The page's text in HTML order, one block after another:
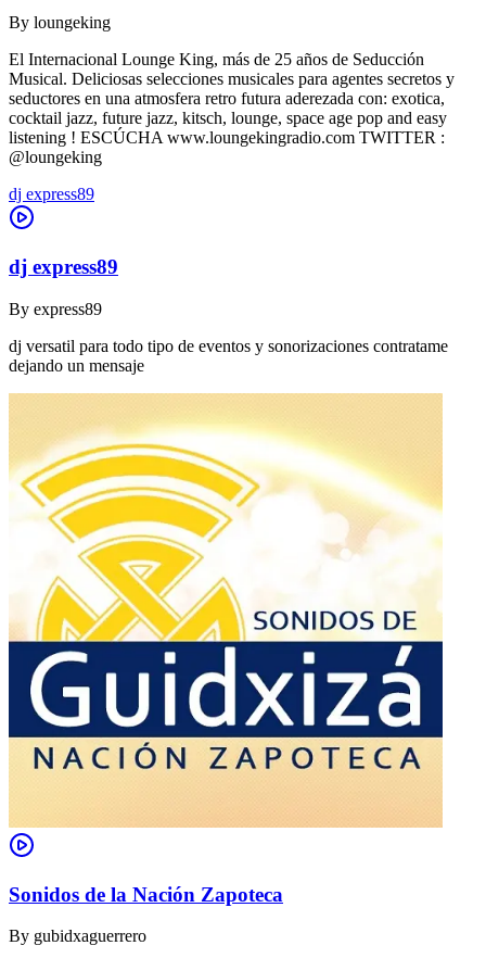
By loungeking
El Internacional Lounge King, más de 25 años de Seducción
Musical. Deliciosas selecciones musicales para agentes secretos y
seductores en una atmosfera retro futura aderezada con: exotica,
cocktail jazz, future jazz, kitsch, lounge, space age pop and easy
listening ! ESCÚCHA www.loungekingradio.com TWITTER :
@loungeking
dj express89
dj express89
By express89
dj versatil para todo tipo de eventos y sonorizaciones contratame
dejando un mensaje
Sonidos de la Nación Zapoteca
By gubidxaguerrero